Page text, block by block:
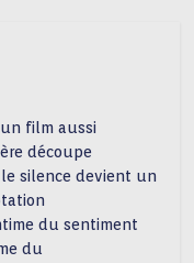
un film aussi
découpe
silence devient un
du sentiment
du